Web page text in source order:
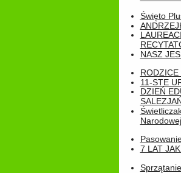
Święto
NASZ
RODZICE
11-STE
DZIEŃ
Narodowej
7 LAT